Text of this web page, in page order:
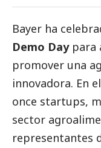
Bayer ha
Demo Daypara
promover una
innovadora. En
once startups,
sector
representantes